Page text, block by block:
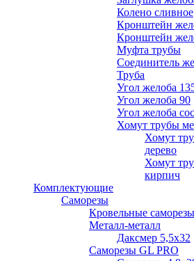
Колено сливное
Кронштейн
Кронштейн
Муфта трубы
Соединитель
Труба
Угол желоба
Угол желоба 90
Угол желоба
Хомут трубы
Хомут
дерево
Хомут
кирпич
Комплектующие
Саморезы
Кровельные саморезы
Металл-металл
Даксмер 5,5х32
Саморезы GL PRO